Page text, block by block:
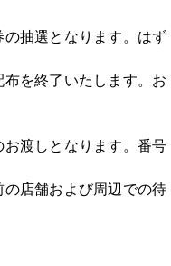
抽選となります。はず
を終了いたします。お
渡しとなります。番号
店舗および周辺での待